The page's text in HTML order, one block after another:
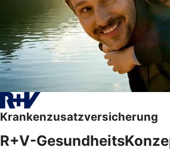
Krankenzusatzversicherung
R+V-